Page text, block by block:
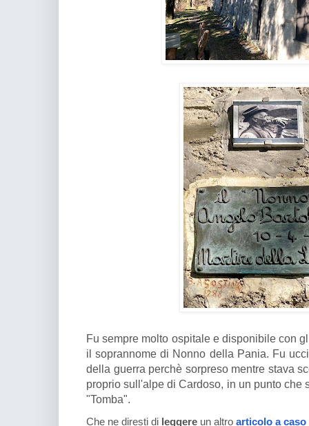
Fu sempre molto ospitale e disponibile con
il soprannome di Nonno della Pania. Fu
della guerra perchè sorpreso mentre stava
proprio sull'alpe di Cardoso, in un punto che
"Tomba".
Che ne diresti di leggere un altro articolo a caso